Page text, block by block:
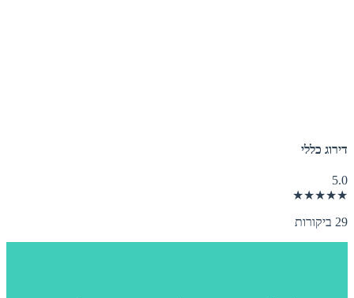
דירוג כללי
5.0
★★★★★
29 ביקורות